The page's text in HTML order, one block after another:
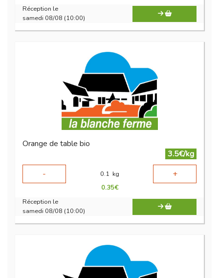
Réception le
samedi 08/08 (10:00)
Orange de table bio
3.5€/kg
-
0.1 kg +
0.35€
Réception le
samedi 08/08 (10:00)